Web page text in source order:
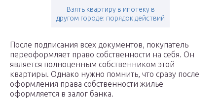
Взять квартиру в ипотеку в
другом городе: порядок действий
После подписания всех документов, покупатель
переоформляет право собственности на себя. Он
является полноценным собственником этой
квартиры. Однако нужно помнить, что сразу после
оформления права собственности жилье
оформляется в залог банка.